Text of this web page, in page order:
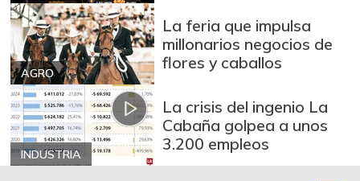
AGRO
La feria que impulsa
millonarios negocios de
flores y caballos
INDUSTRIA
La crisis del ingenio La
Cabaña golpea a unos
3.200 empleos